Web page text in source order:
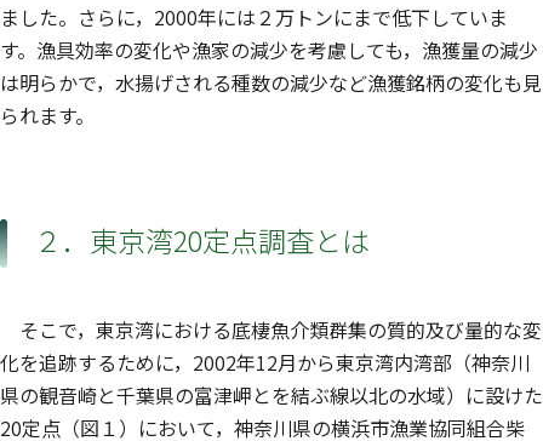
ました。さらに，2000年には２万トンにまで低下していま
す。漁具効率の変化や漁家の減少を考慮しても，漁獲量の減少
は明らかで，水揚げされる種数の減少など漁獲銘柄の変化も見
られます。
２．東京湾20定点調査とは
そこで，東京湾における底棲魚介類群集の質的及び量的な変
化を追跡するために，2002年12月から東京湾内湾部（神奈川
県の観音崎と千葉県の富津岬とを結ぶ線以北の水域）に設けた
20定点（図１）において，神奈川県の横浜市漁業協同組合柴